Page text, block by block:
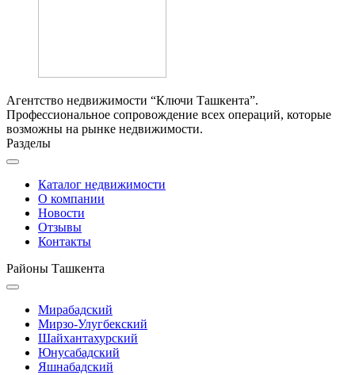
Агентство недвижимости “Ключи Ташкента”.
Профессиональное сопровождение всех операций, которые
возможны на рынке недвижимости.
Разделы
Каталог недвижимости
О компании
Новости
Отзывы
Контакты
Районы Ташкента
Мирабадский
Мирзо-Улугбекский
Шайхантахурский
Юнусабадский
Яшнабадский